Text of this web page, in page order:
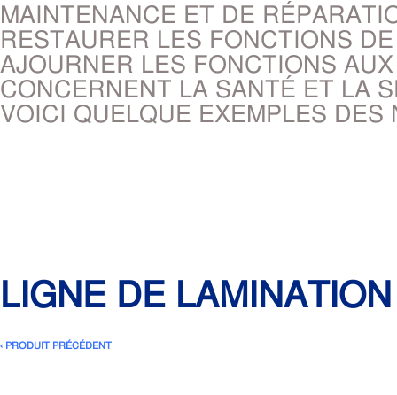
MAINTENANCE ET DE
RESTAURER LES FONCTIONS
AJOURNER LES FONCTIONS
CONCERNENT LA SANTÉ ET LA
VOICI QUELQUE EXEMPLES
LIGNE DE
‹ PRODUIT PRÉCÉDENT